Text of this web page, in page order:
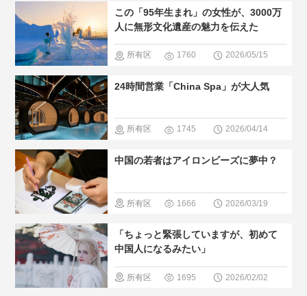
のグルメ
＃人気・お
現地の暮ら
この「95年生まれ」の女性が、3000万
人に無形文化遺産の魅力を伝えた
所有区 1760 2026/05/15
24時間営業「China Spa」が大人気
所有区
すすめ ＃
し方
1745 2026/04/14
中国の若者はアイロンビーズに夢中？
所有区
の暮らし方
1666 2026/03/19
「ちょっと緊張していますが、初めて
中国人になるみたい」
所有区 1695 2026/02/02